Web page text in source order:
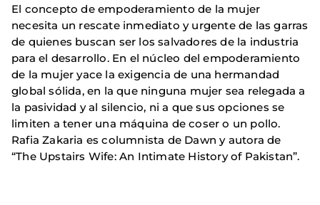
El concepto de empoderamiento de la mujer
necesita un rescate inmediato y urgente de las garras
de quienes buscan ser los salvadores de la industria
para el desarrollo. En el núcleo del empoderamiento
de la mujer yace la exigencia de una hermandad
global sólida, en la que ninguna mujer sea relegada a
la pasividad y al silencio, ni a que sus opciones se
limiten a tener una máquina de coser o un pollo.
Rafia Zakaria es columnista de Dawn y autora de
“The Upstairs Wife: An Intimate History of Pakistan”.